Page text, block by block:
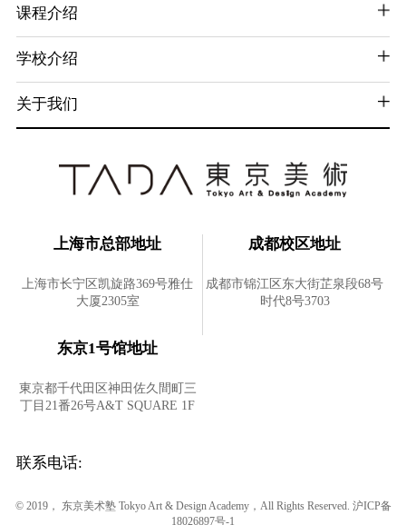
课程介绍
学校介绍
关于我们
上海市总部地址
上海市长宁区凯旋路369号雅仕
大厦2305室
成都校区地址
成都市锦江区东大街芷泉段68号
时代8号3703
东京1号馆地址
東京都千代田区神田佐久間町三
丁目21番26号A&T SQUARE 1F
联系电话:
© 2019， 东京美术塾 Tokyo Art & Design Academy，All Rights Reserved. 沪ICP备
18026897号-1